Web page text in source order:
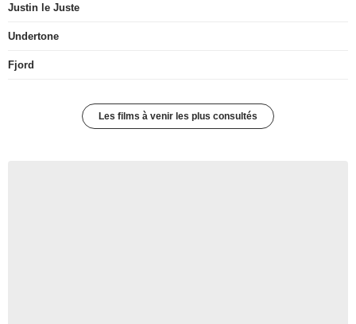
Justin le Juste
Undertone
Fjord
Les films à venir les plus consultés